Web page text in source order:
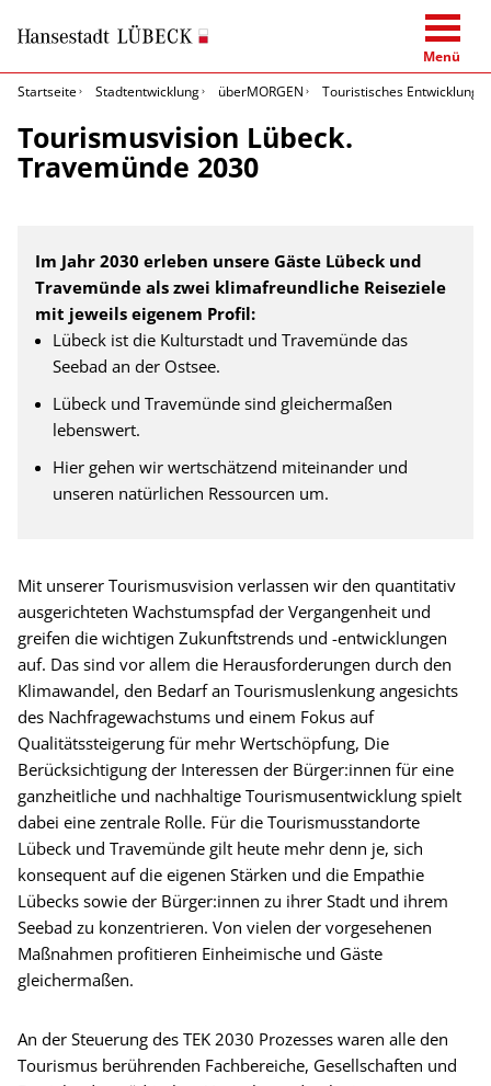
Menü
Startseite
Stadtentwicklung überMORGEN Touristisches
Tourismusvision Lübeck.
Travemünde 2030
Im Jahr 2030 erleben unsere Gäste Lübeck und
Travemünde als zwei klimafreundliche Reiseziele
mit jeweils eigenem Profil:
Lübeck ist die Kulturstadt und Travemünde das
Seebad an der Ostsee.
Lübeck und Travemünde sind gleichermaßen
lebenswert.
Hier gehen wir wertschätzend miteinander und
unseren natürlichen Ressourcen um.
Mit unserer Tourismusvision verlassen wir den quantitativ
ausgerichteten Wachstumspfad der Vergangenheit und
greifen die wichtigen Zukunftstrends und -entwicklungen
auf. Das sind vor allem die Herausforderungen durch den
Klimawandel, den Bedarf an Tourismuslenkung angesichts
des Nachfragewachstums und einem Fokus auf
Qualitätssteigerung für mehr Wertschöpfung, Die
Berücksichtigung der Interessen der Bürger:innen für eine
ganzheitliche und nachhaltige Tourismusentwicklung spielt
dabei eine zentrale Rolle. Für die Tourismusstandorte
Lübeck und Travemünde gilt heute mehr denn je, sich
konsequent auf die eigenen Stärken und die Empathie
Lübecks sowie der Bürger:innen zu ihrer Stadt und ihrem
Seebad zu konzentrieren. Von vielen der vorgesehenen
Maßnahmen profitieren Einheimische und Gäste
gleichermaßen.
An der Steuerung des TEK 2030 Prozesses waren alle den
Tourismus berührenden Fachbereiche, Gesellschaften und